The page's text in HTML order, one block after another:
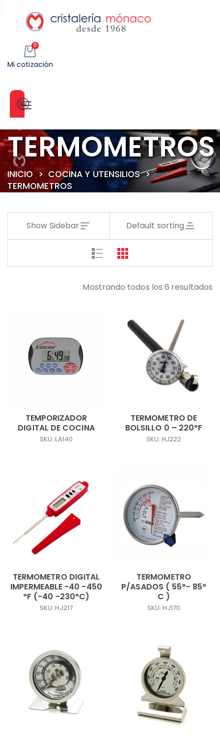
0
Mi cotización
Categorías
TERMOMETROS
INICIO> COCINA Y UTENSILIOS>
TERMOMETROS
Show Sidebar Default sorting
Mostrando todos los 6 resultados
TEMPORIZADOR
DIGITAL DE COCINA
SKU: LA140
TERMOMETRO DE
BOLSILLO 0 – 220°F
SKU: HJ222
TERMOMETRO DIGITAL
IMPERMEABLE -40 -450
°F (-40 -230°C)
SKU: HJ217
TERMOMETRO
P/ASADOS ( 55°- 85°
C )
SKU: HJ170